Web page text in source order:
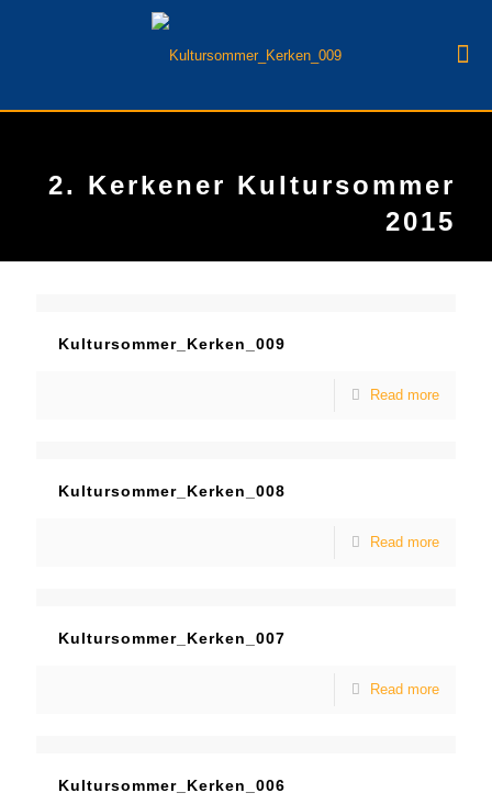
2. Kerkener Kultursommer
2015
Kultursommer_Kerken_009
Read more
Kultursommer_Kerken_008
Read more
Kultursommer_Kerken_007
Read more
Kultursommer_Kerken_006